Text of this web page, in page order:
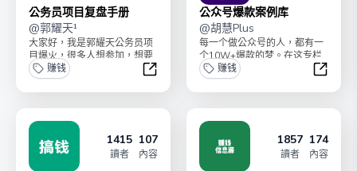
公务员项目复盘手册
@郭耀天¹
大家好，我是郭耀天公务员项
目爆火，很多人想参加，想要
复制公务员项目从0做到十万
单成交，手册会把挖掘项...
赚钱
公务员项目复盘手册
公众号爆款案例库
@胡慧Plus
每一个做公众号的人，都有一
个10W+爆款的梦。在这专栏
里，我将长期更新可复制可学
习借鉴的公众号爆款案...
赚钱
公众
1415
讀者
107
內容
1857
讀者
174
內容